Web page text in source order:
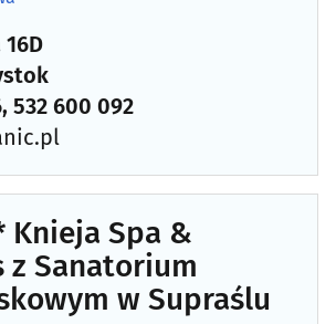
532 600 092
Knieja Spa &
z Sanatorium
w Supraślu